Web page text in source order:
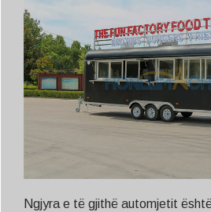
Ngjyra e të gjithë automjetit